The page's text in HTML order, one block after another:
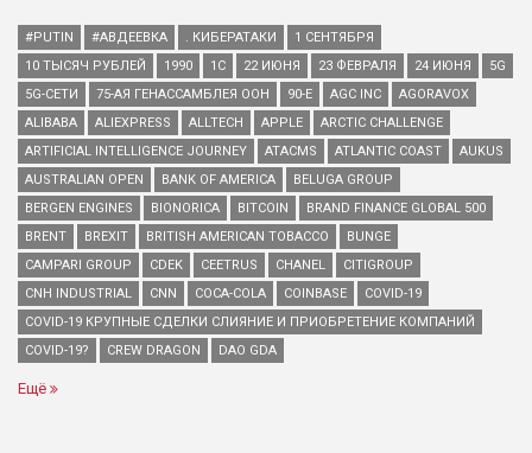
#PUTIN #АВДЕЕВКА . КИБЕРАТАКИ
1 СЕНТЯБРЯ
10 ТЫСЯЧ РУБЛЕЙ
1990 1С 22 ИЮНЯ 23 ФЕВРАЛЯ 24 ИЮНЯ
5G
5G-СЕТИ
75-АЯ ГЕНАССАМБЛЕЯ ООН 90-Е AGC INC
AGORAVOX
ALIBABA
ALIEXPRESS ALLTECH APPLE
ARCTIC CHALLENGE
ARTIFICIAL INTELLIGENCE JOURNEY
ATACMS ATLANTIC COAST
AUKUS
AUSTRALIAN OPEN
BANK OF AMERICA
BELUGA GROUP
BERGEN ENGINES
BIONORICA BITCOIN
BRAND FINANCE GLOBAL 500
BRENT
BREXIT BRITISH AMERICAN TOBACCO
BUNGE
CAMPARI GROUP
CDEK CEETRUS CHANEL
CITIGROUP
CNH INDUSTRIAL
CNN COCA-COLA COINBASE
COVID-19
COVID-19 КРУПНЫЕ СДЕЛКИ СЛИЯНИЕ И ПРИОБРЕТЕНИЕ КОМПАНИЙ
COVID-19?
CREW DRAGON DAO GDA
Ещё